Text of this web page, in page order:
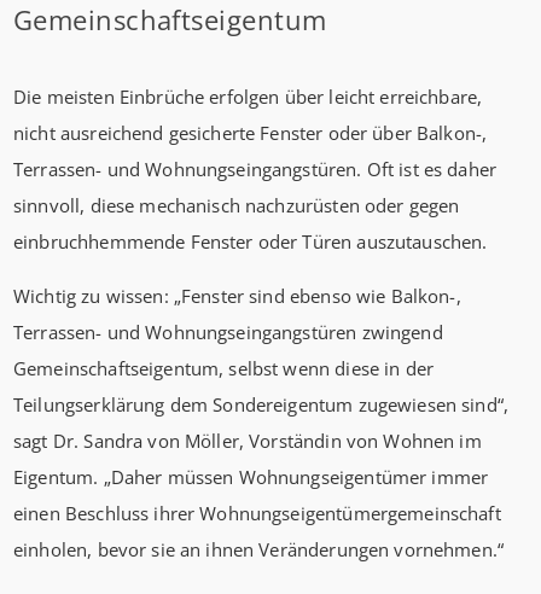
Gemeinschaftseigentum
Die meisten Einbrüche erfolgen über leicht erreichbare,
nicht ausreichend gesicherte Fenster oder über Balkon-,
Terrassen- und Wohnungseingangstüren. Oft ist es daher
sinnvoll, diese mechanisch nachzurüsten oder gegen
einbruchhemmende Fenster oder Türen auszutauschen.
Wichtig zu wissen: „Fenster sind ebenso wie Balkon-,
Terrassen- und Wohnungseingangstüren zwingend
Gemeinschaftseigentum, selbst wenn diese in der
Teilungserklärung dem Sondereigentum zugewiesen sind“,
sagt Dr. Sandra von Möller, Vorständin von Wohnen im
Eigentum. „Daher müssen Wohnungseigentümer immer
einen Beschluss ihrer Wohnungseigentümergemeinschaft
einholen, bevor sie an ihnen Veränderungen vornehmen.“